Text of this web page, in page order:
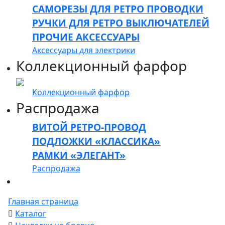
САМОРЕЗЫ ДЛЯ РЕТРО ПРОВОДКИ
РУЧКИ ДЛЯ РЕТРО ВЫКЛЮЧАТЕЛЕЙ
ПРОЧИЕ АКСЕССУАРЫ
Аксессуары для электрики
Коллекционный фарфор
Коллекционный фарфор
Распродажа
ВИТОЙ РЕТРО-ПРОВОД
ПОДЛОЖКИ «КЛАССИКА»
РАМКИ «ЭЛЕГАНТ»
Распродажа
Главная страница
Каталог